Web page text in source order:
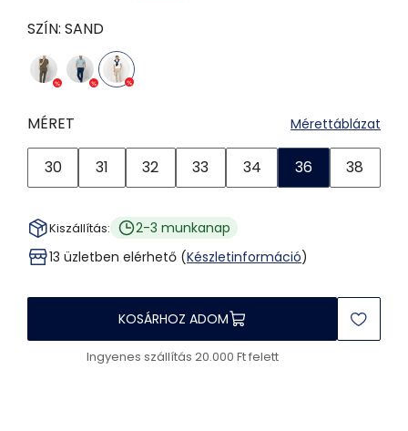
SZÍN: SAND
MÉRET Mérettáblázat
30 31 32 33 34 36 38
Kiszállítás:
2-3 munkanap
13 üzletben elérhető (Készletinformáció)
KOSÁRHOZ ADOM
Ingyenes szállítás 20.000 Ft felett